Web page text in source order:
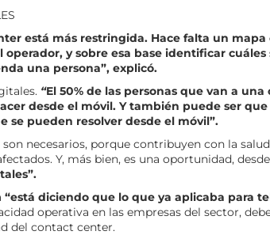
está más restringida. Hace falta un
y sobre esa base identificar cuáles
una persona”, explicó.
“El 50% de las personas que van a
desde el móvil. Y también puede ser
se pueden resolver desde el móvil”.
necesarios, porque contribuyen con la
Y, más bien, es una oportunidad,
“está diciendo que lo que ya aplicaba para
operativa en las empresas del sector,
del contact center.